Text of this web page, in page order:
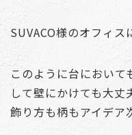
SUVACO様のオフィス
このように台において
して壁にかけても大丈
飾り方も柄もアイデア